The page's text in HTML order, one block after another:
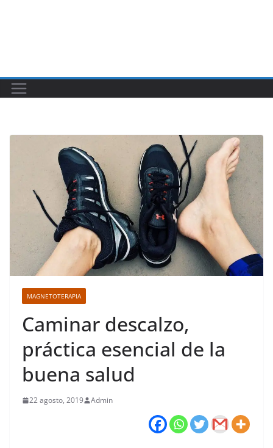
MAGNETOTERAPIA
Caminar descalzo,
práctica esencial de la
buena salud
22 agosto, 2019 Admin